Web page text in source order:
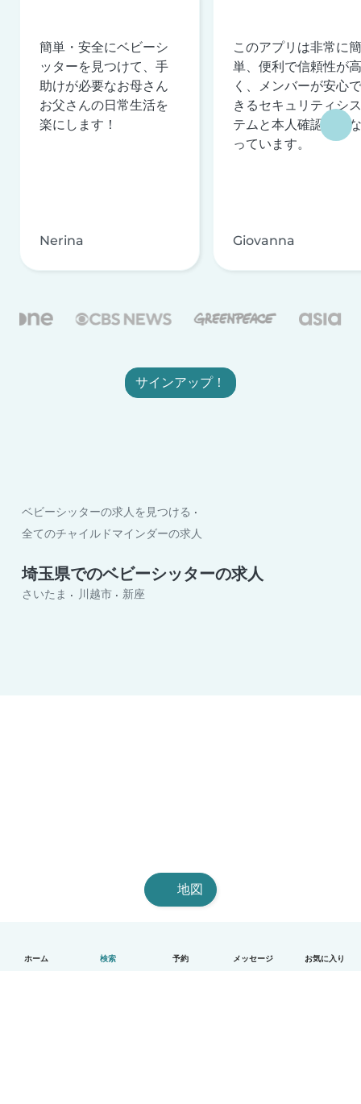
ホーム 検索 予約 メッセージ お気に入り
簡単・安全にベビーシ
ッターを見つけて、手
助けが必要なお母さん
お父さんの日常生活を
楽にします！
Nerina
このアプリは非常に簡
単、便利で信頼性が高
く、メンバーが安心で
きるセキュリティシス
テムと本人確認を行な
っています。
Giovanna
サインアップ！
ベビーシッターの求人を見つける
全てのチャイルドマインダーの求人
埼玉県でのベビーシッターの求人
さいたま 川越市 新座
地図